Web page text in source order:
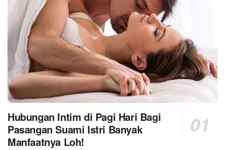
Hubungan Intim di Pagi Hari Bagi
Pasangan Suami Istri Banyak
Manfaatnya Loh!